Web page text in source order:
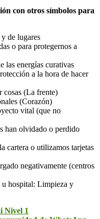
con otros símbolos para
de lugares
o para protegernos a
las energías curativas
a la hora de hacer
cosas (La frente)
(Corazón)
vital (que no
han olvidado o perdido
cartera o utilizamos tarjetas
negativamente (centros
u hospital: Limpieza y
Nivel 1